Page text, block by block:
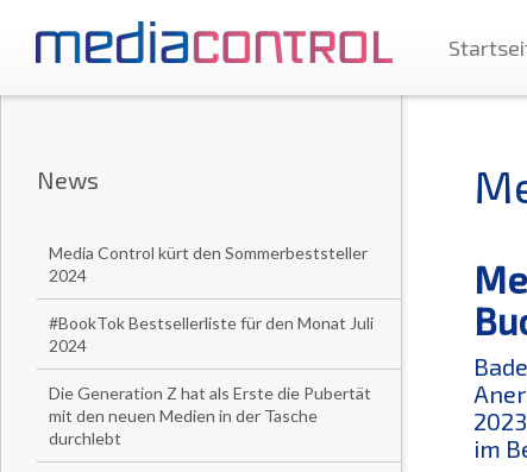
News
Media Control kürt den Sommerbeststeller
2024
#BookTok Bestsellerliste für den Monat Juli
2024
Die Generation Z hat als Erste die Pubertät
mit den neuen Medien in der Tasche
durchlebt
im